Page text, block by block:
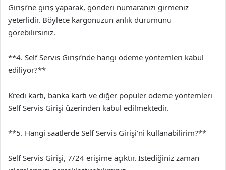
Girişi’ne giriş yaparak, gönderi numaranızı girmeniz
yeterlidir. Böylece kargonuzun anlık durumunu
görebilirsiniz.
**4. Self Servis Girişi’nde hangi ödeme yöntemleri kabul
ediliyor?**
Kredi kartı, banka kartı ve diğer popüler ödeme yöntemleri
Self Servis Girişi üzerinden kabul edilmektedir.
**5. Hangi saatlerde Self Servis Girişi’ni kullanabilirim?**
Self Servis Girişi, 7/24 erişime açıktır. İstediğiniz zaman